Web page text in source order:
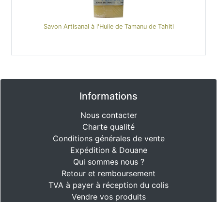
Savon Artisanal à l'Huile de Tamanu de Tahiti
Informations
Nous contacter
Charte qualité
Conditions générales de vente
Expédition & Douane
Qui sommes nous ?
Retour et remboursement
TVA à payer à réception du colis
Vendre vos produits